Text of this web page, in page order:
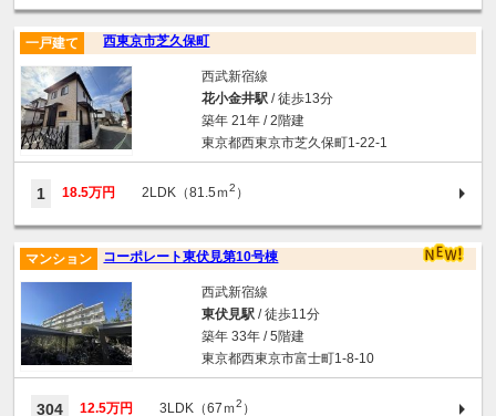
西東京市芝久保町
一戸建て
西武新宿線
花小金井駅/ 徒歩13分
築年 21年 / 2階建
東京都西東京市芝久保町1-22-1
1 18.5万円 2LDK（81.5ｍ2 ）
コーポレート東伏見第10号棟
マンション
西武新宿線
東伏見駅/ 徒歩11分
築年 33年 / 5階建
東京都西東京市富士町1-8-10
304 12.5万円 3LDK（67ｍ2 ）